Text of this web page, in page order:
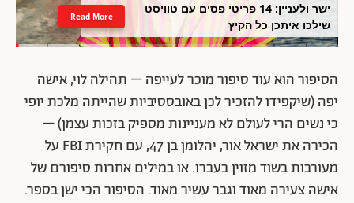
ישר ולעניין: 14 פריטי פסים עם טוויסט
שילכו איתכן כל הקיץ
Read More
הסיפור הוא עוד סיפור מוכר לעייפה – תהילה לוי, אישה
יפה (שיקפידו להזכיר לכן באובססיביות שהייתה מלכת יופי
כי נשים הרי לעולם לא מעניינות מספיק בזכות עצמן) –
הכירה את ישראל אור, יהלומן בן 47, עם חקירת FBI על
מעורבות בשוד מזוין בעברו. או במילים אחרות סיפורם של
אישה צעירה מאוד וגבר עשיר מאוד. הסיפור הכי ישן בספר.